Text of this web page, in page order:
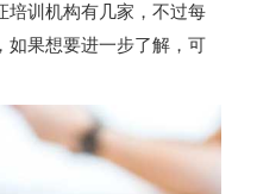
培训机构有几家，不过每
如果想要进一步了解，可